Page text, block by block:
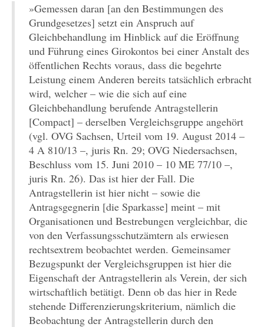
»Gemessen daran [an den Bestimmungen des
Grundgesetzes] setzt ein Anspruch auf
Gleichbehandlung im Hinblick auf die Eröffnung
und Führung eines Girokontos bei einer Anstalt des
öffentlichen Rechts voraus, dass die begehrte
Leistung einem Anderen bereits tatsächlich erbracht
wird, welcher – wie die sich auf eine
Gleichbehandlung berufende Antragstellerin
[Compact] – derselben Vergleichsgruppe angehört
(vgl. OVG Sachsen, Urteil vom 19. August 2014 –
4 A 810/13 –, juris Rn. 29; OVG Niedersachsen,
Beschluss vom 15. Juni 2010 – 10 ME 77/10 –,
juris Rn. 26). Das ist hier der Fall. Die
Antragstellerin ist hier nicht – sowie die
Antragsgegnerin [die Sparkasse] meint – mit
Organisationen und Bestrebungen vergleichbar, die
von den Verfassungsschutzämtern als erwiesen
rechtsextrem beobachtet werden. Gemeinsamer
Bezugspunkt der Vergleichsgruppen ist hier die
Eigenschaft der Antragstellerin als Verein, der sich
wirtschaftlich betätigt. Denn ob das hier in Rede
stehende Differenzierungskriterium, nämlich die
Beobachtung der Antragstellerin durch den